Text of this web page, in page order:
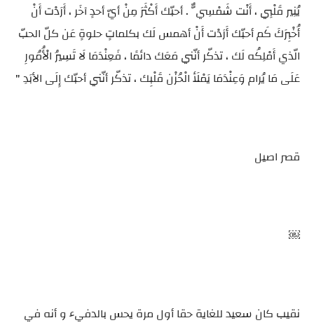
يُنِير قَلْبِي ، أَنْت شَمْسِيٌّ . أحبّك أَكْثَرَ مِنْ أيّ أحدٍ آخَر ، أَرَدْت أَنْ
أُخْبِرَكَ كَم أحبّك أَرَدْت أَنْ أهمس لَك بكلماتٍ حلوةٍ عَن كلّ الحبّ
الّذي أَمْلِكُه لَك ، تذكّر أنّني مَعَك دائمًا ، فَعِنْدَمَا لَا تَسِيرُ الْأُمُورِ
عَلَى مَا يُرام وَعِنْدَمَا يَمْلَأ الْحُزْن قَلْبِك ، تذكّر أنّني أحبّك إِلَى الأبَدِ "
قصر اصيل
￼
نقيب كان سعيد للغاية حقا أول مرة يحس بالدفيء و أنه في